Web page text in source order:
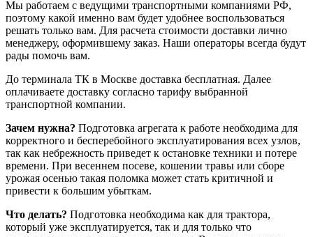
Мы работаем с ведущими транспортными компаниями РФ,
поэтому какой именно вам будет удобнее воспользоваться
решать только вам. Для расчета стоимости доставки лично
менеджеру, оформившему заказ. Наши операторы всегда будут
рады помочь вам.
До терминала ТК в Москве доставка бесплатная. Далее
оплачиваете доставку согласно тарифу выбранной
транспортной компании.
Зачем нужна? Подготовка агрегата к работе необходима для
корректного и бесперебойного эксплуатирования всех узлов,
так как небрежность приведет к остановке техники и потере
времени. При весеннем посеве, кошении травы или сборе
урожая осенью такая поломка может стать критичной и
привести к большим убыткам.
Что делать? Подготовка необходима как для трактора,
который уже эксплуатируется, так и для только что